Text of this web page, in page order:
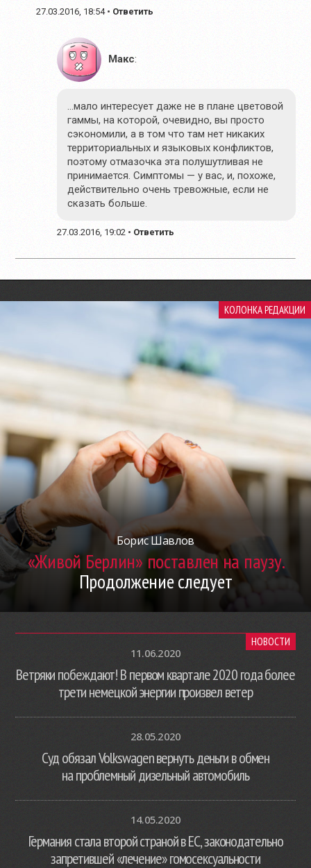
27.03.2016, 18:54 • Ответить
Макс:
…мало интересует даже не в плане цветовой
гаммы, на которой, очевидно, вы просто
сэкономили, а в том что там нет никаких
территориальных и языковых конфликтов,
поэтому отмазочка эта полушутливая не
принимается. Симптомы — у вас, и, похоже,
действительно очень тревожные, если не
сказать больше.
27.03.2016, 19:02 • Ответить
КОЛОНКА РЕДАКЦИИ
Борис Шавлов
«Живой Берлин» поставлен на паузу.
Продолжение следует
НОВОСТИ
11.06.2020
Ветряки побеждают! В первом квартале 2020 года более
трети немецкой энергии произвел ветер
28.05.2020
Суд обязал Volkswagen вернуть деньги в обмен
на проблемный дизельный автомобиль
14.05.2020
Германия стала второй страной в ЕС, законодательно
запретившей «лечение» гомосексуальности